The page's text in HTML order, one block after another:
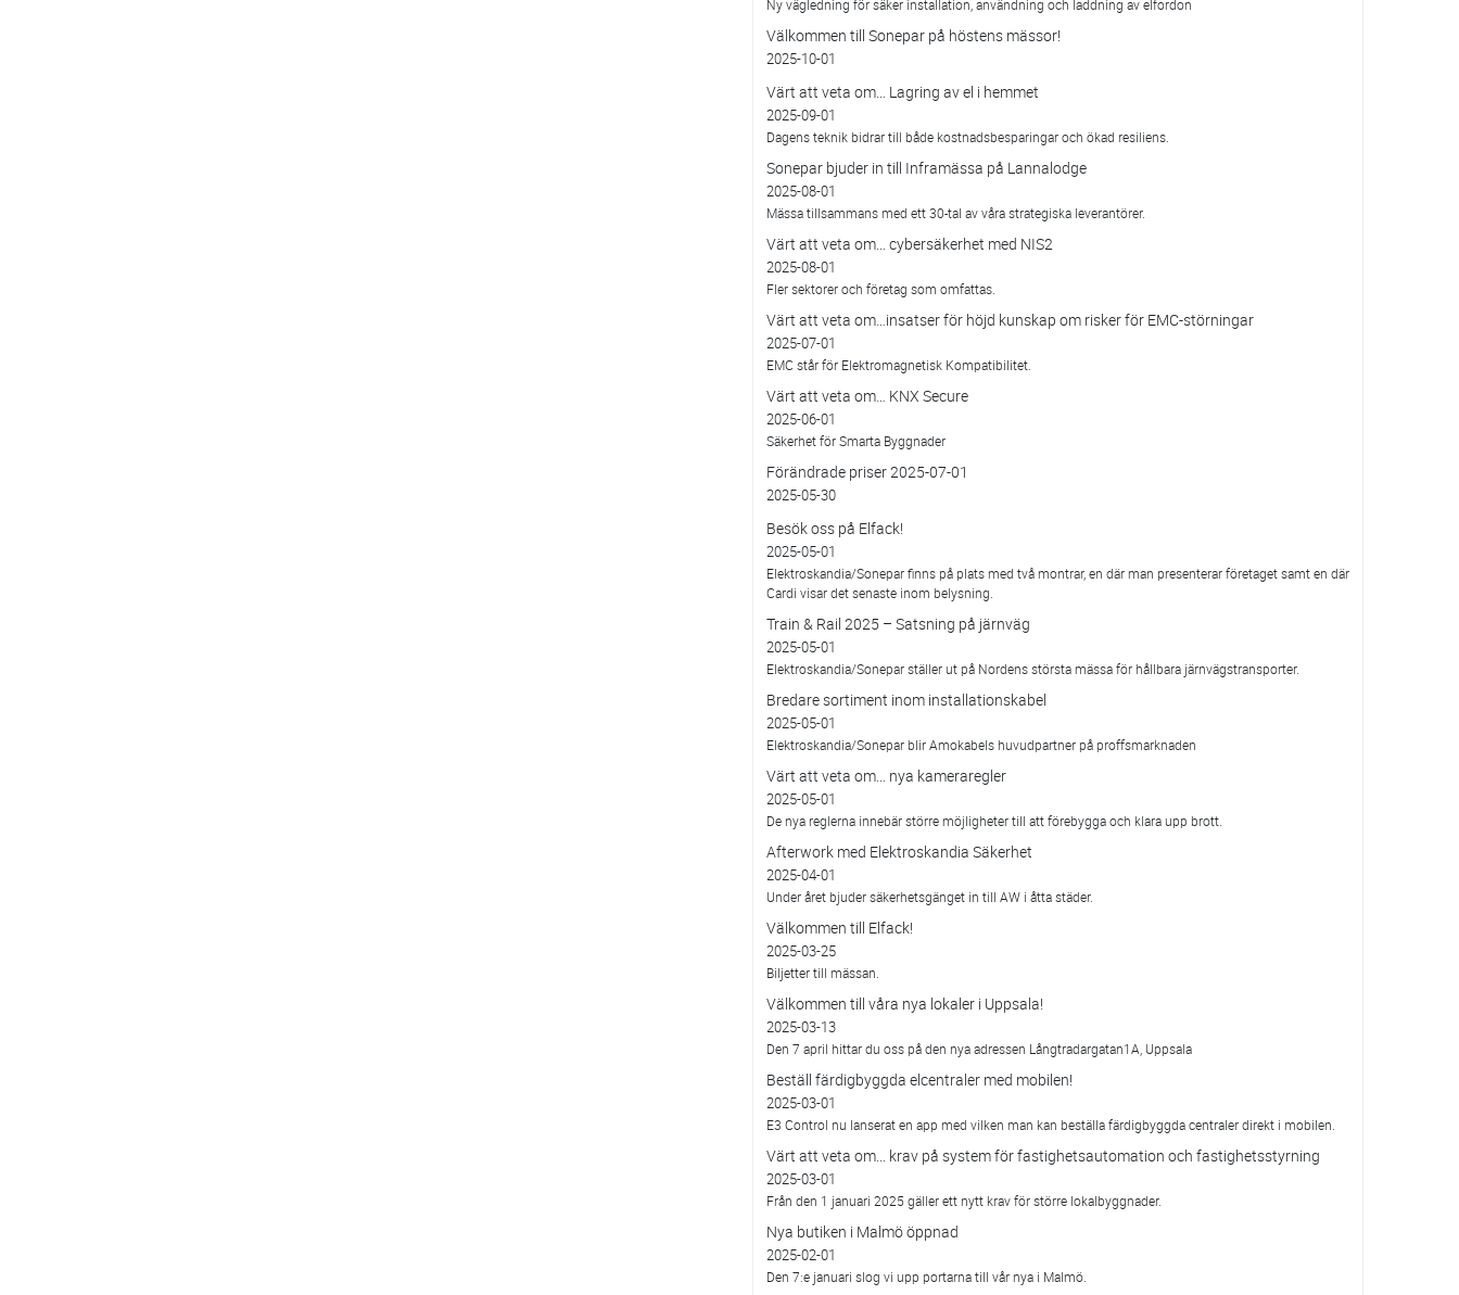
Ny vägledning för säker installation, användning och laddning av elfordon
Välkommen till Sonepar på höstens mässor!
2025-10-01
Värt att veta om... Lagring av el i hemmet
2025-09-01
Dagens teknik bidrar till både kostnadsbesparingar och ökad resiliens.
Sonepar bjuder in till Inframässa på Lannalodge
2025-08-01
Mässa tillsammans med ett 30-tal av våra strategiska leverantörer.
Värt att veta om... cybersäkerhet med NIS2
2025-08-01
Fler sektorer och företag som omfattas.
Värt att veta om…insatser för höjd kunskap om risker för EMC-störningar
2025-07-01
EMC står för Elektromagnetisk Kompatibilitet.
Värt att veta om… KNX Secure
2025-06-01
Säkerhet för Smarta Byggnader
Förändrade priser 2025-07-01
2025-05-30
Besök oss på Elfack!
2025-05-01
Elektroskandia/Sonepar finns på plats med två montrar, en där man presenterar företaget samt en där
Cardi visar det senaste inom belysning.
Train & Rail 2025 – Satsning på järnväg
2025-05-01
Elektroskandia/Sonepar ställer ut på Nordens största mässa för hållbara järnvägstransporter.
Bredare sortiment inom installationskabel
2025-05-01
Elektroskandia/Sonepar blir Amokabels huvudpartner på proffsmarknaden
Värt att veta om... nya kameraregler
2025-05-01
De nya reglerna innebär större möjligheter till att förebygga och klara upp brott.
Afterwork med Elektroskandia Säkerhet
2025-04-01
Under året bjuder säkerhetsgänget in till AW i åtta städer.
Välkommen till Elfack!
2025-03-25
Biljetter till mässan.
Välkommen till våra nya lokaler i Uppsala!
2025-03-13
Den 7 april hittar du oss på den nya adressen Långtradargatan1A, Uppsala
Beställ färdigbyggda elcentraler med mobilen!
2025-03-01
E3 Control nu lanserat en app med vilken man kan beställa färdigbyggda centraler direkt i mobilen.
Värt att veta om... krav på system för fastighetsautomation och fastighetsstyrning
2025-03-01
Från den 1 januari 2025 gäller ett nytt krav för större lokalbyggnader.
Nya butiken i Malmö öppnad
2025-02-01
Den 7:e januari slog vi upp portarna till vår nya i Malmö.